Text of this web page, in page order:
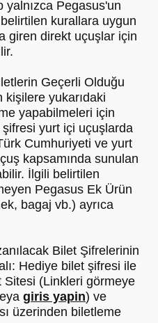
yalnızca Pegasus'un
kurallara uygun
giren direkt uçuşlar için
Geçerli Olduğu
kişilere yukarıdaki
yapabilmeleri için
yurt içi uçuşlarda
Cumhuriyeti ve yurt
kapsamında sunulan
İlgili belirtilen
Pegasus Ek Ürün
bagaj vb.) ayrıca
Bilet Şifrelerinin
Hediye bilet şifresi ile
Sitesi (Linkleri görmeye
giris yapin) ve
üzerinden biletleme